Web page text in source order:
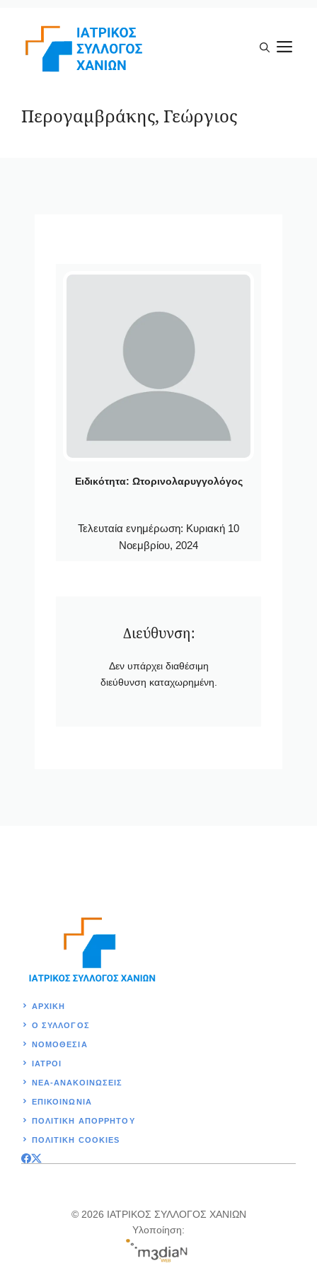
περιεχόμενο
Περογαμβράκης, Γεώργιος
Ειδικότητα: Ωτορινολαρυγγολόγος
Τελευταία ενημέρωση: Κυριακή 10
Νοεμβρίου, 2024
Διεύθυνση:
Δεν υπάρχει διαθέσιμη
διεύθυνση καταχωρημένη.
ΑΡΧΙΚΉ
Ο ΣΥΛΛΟΓΟΣ
ΝΟΜΟΘΕΣΊΑ
ΙΑΤΡΟΙ
ΝΕΑ-ΑΝΑΚΟΙΝΩΣΕΙΣ
ΕΠΙΚΟΙΝΩΝΊΑ
ΠΟΛΙΤΙΚΉ ΑΠΟΡΡΗΤΟΥ
ΠΟΛΙΤΙΚΗ COOKIES
© 2026 ΙΑΤΡΙΚΟΣ ΣΥΛΛΟΓΟΣ ΧΑΝΙΩΝ
Υλοποίηση: